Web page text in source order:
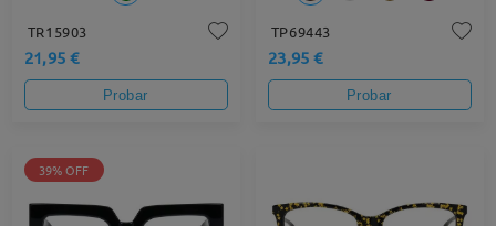
TR15903
21,95 €
Probar
TP69443
23,95 €
Probar
39% OFF